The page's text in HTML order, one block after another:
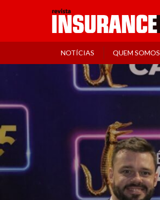
NOTÍCIAS QUEM SOMOS